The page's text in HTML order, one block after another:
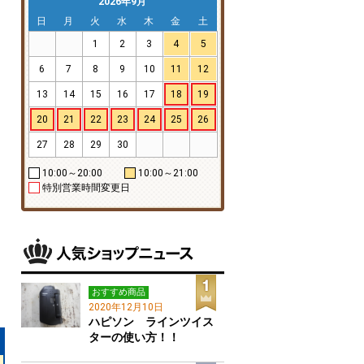
日
月 火 水 木 金
土
1
2 3 4 5
6 7 8 9 10 11 12
13 14 15 16 17 18 19
20 21 22 23 24 25 26
27 28 29 30
10:00～20:00
10:00～21:00
特別営業時間変更日
おすすめ商品
2020年12月10日
ハピソン ラインツイス
ターの使い方！！